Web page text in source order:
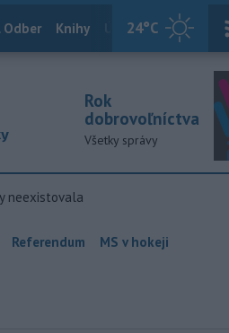
24°C
Odber Knihy Útulkovo Magazín
Rok
dobrovoľníctva
Všetky správy
neexistovala
Referendum MS v hokeji